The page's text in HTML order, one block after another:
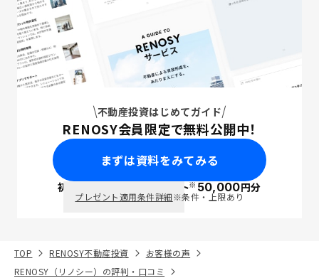
不動産投資はじめてガイド
RENOSY会員限定で無料公開中！
まずは資料をみてみる
初回面談で ポイント※50,000円分
プレゼント適用条件詳細※条件・上限あり
TOP RENOSY不動産投資
お客様の声
RENOSY（リノシー）の評判・口コミ